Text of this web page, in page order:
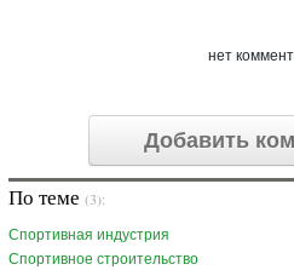
нет
Добавить
По теме (3):
Спортивная индустрия
Спортивное строительство